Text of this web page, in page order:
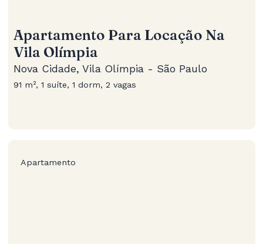
Apartamento Para Locação Na
Vila Olímpia
Nova Cidade, Vila Olímpia - São Paulo
91 m², 1 suíte, 1 dorm, 2 vagas
Apartamento